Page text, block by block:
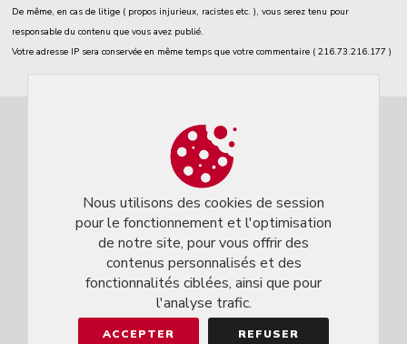
De même, en cas de litige ( propos injurieux, racistes etc. ), vous serez tenu pour
responsable du contenu que vous avez publié.
Votre adresse IP sera conservée en même temps que votre commentaire ( 216.73.216.177 )
Nous utilisons des cookies de session
pour le fonctionnement et l'optimisation
de notre site, pour vous offrir des
contenus personnalisés et des
fonctionnalités ciblées, ainsi que pour
l'analyse trafic.
ACCEPTER REFUSER